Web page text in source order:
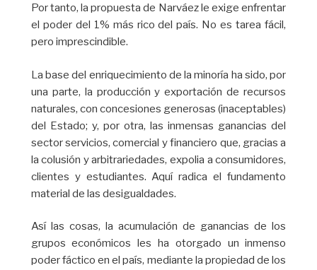
Por tanto, la propuesta de Narváez le exige enfrentar
el poder del 1% más rico del país. No es tarea fácil,
pero imprescindible.
La base del enriquecimiento de la minoría ha sido, por
una parte, la producción y exportación de recursos
naturales, con concesiones generosas (inaceptables)
del Estado; y, por otra, las inmensas ganancias del
sector servicios, comercial y financiero que, gracias a
la colusión y arbitrariedades, expolia a consumidores,
clientes y estudiantes. Aquí radica el fundamento
material de las desigualdades.
Así las cosas, la acumulación de ganancias de los
grupos económicos les ha otorgado un inmenso
poder fáctico en el país, mediante la propiedad de los